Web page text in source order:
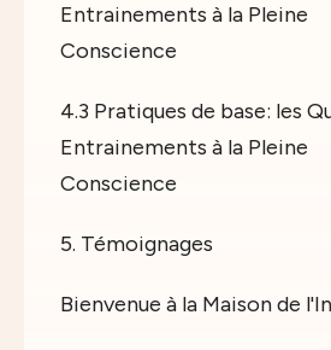
Entrainements à la Pleine
Conscience
4.3 Pratiques de base: les
Entrainements à la Pleine
Conscience
5. Témoignages
Bienvenue à la Maison de